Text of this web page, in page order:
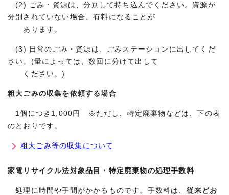
(2) ごみ・資源は、分別して持ち込んでください。資源が
分別されていない場合、有料になることが
あります。
(3) 日常のごみ・資源は、ごみステーションに出してくだ
さい。(量によっては、数回に分けて出して
ください。)
粗大ごみの収集を依頼する場合
1個につき1,000円 ※ただし、特定廃棄物などは、下の表
のとおりです。
粗大ごみ等の収集について
家電リサイクル法対象品目・特定廃棄物の処理手数料
処理に時間や手間がかかるものです。手数料は、 従来どお